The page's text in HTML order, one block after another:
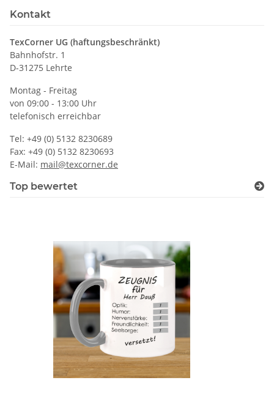
Kontakt
TexCorner UG (haftungsbeschränkt)
Bahnhofstr. 1
D-31275 Lehrte
Montag - Freitag
von 09:00 - 13:00 Uhr
telefonisch erreichbar
Tel: +49 (0) 5132 8230689
Fax: +49 (0) 5132 8230693
E-Mail: mail@texcorner.de
Top bewertet